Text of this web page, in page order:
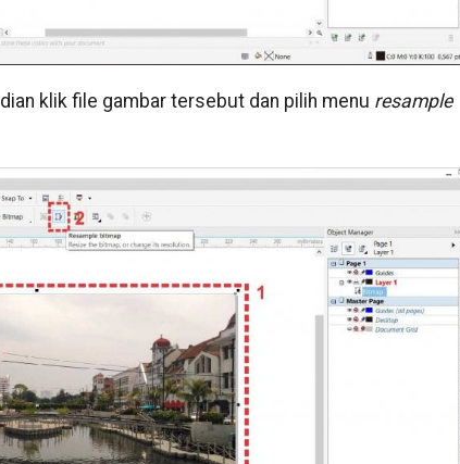
klik file gambar tersebut dan pilih menu resample